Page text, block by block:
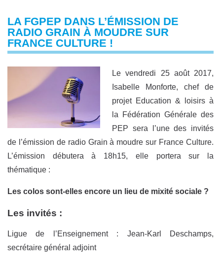
LA FGPEP DANS L’ÉMISSION DE
RADIO GRAIN À MOUDRE SUR
FRANCE CULTURE !
Le vendredi 25 août 2017,
Isabelle Monforte, chef de
projet Education & loisirs à
la Fédération Générale des
PEP sera l’une des invités
de l’émission de radio Grain à moudre sur France Culture.
L’émission débutera à 18h15, elle portera sur la
thématique :
Les colos sont-elles encore un lieu de mixité sociale ?
Les invités :
Ligue de l’Enseignement : Jean-Karl Deschamps,
secrétaire général adjoint